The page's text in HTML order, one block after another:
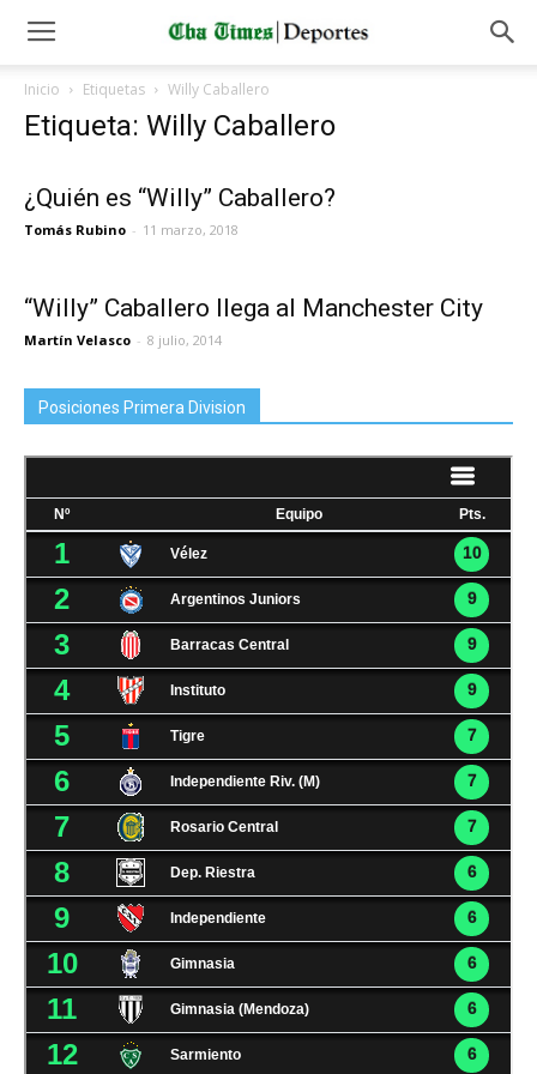
Inicio Etiquetas Willy Caballero
Etiqueta: Willy Caballero
¿Quién es “Willy” Caballero?
Tomás Rubino - 11 marzo, 2018
“Willy” Caballero llega al Manchester City
Martín Velasco - 8 julio, 2014
Posiciones Primera Division